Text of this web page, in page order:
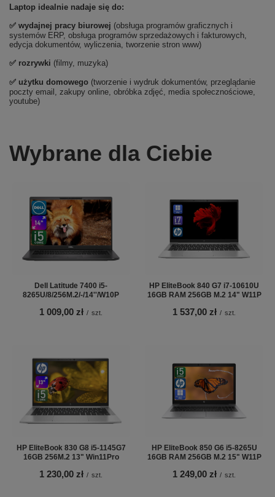
Laptop idealnie nadaje się do:
✅ wydajnej pracy biurowej (obsługa programów graficznych i
systemów ERP, obsługa programów sprzedażowych i fakturowych,
edycja dokumentów, wyliczenia, tworzenie stron www)
✅ rozrywki (filmy, muzyka)
✅ użytku domowego (tworzenie i wydruk dokumentów, przeglądanie
poczty email, zakupy online, obróbka zdjęć, media społecznościowe,
youtube)
Wybrane dla Ciebie
Dell Latitude 7400 i5-
8265U/8/256M.2/-/14''/W10P
1 009,00 zł / szt.
HP EliteBook 840 G7 i7-10610U
16GB RAM 256GB M.2 14" W11P
1 537,00 zł / szt.
HP EliteBook 830 G8 i5-1145G7
16GB 256M.2 13" Win11Pro
1 230,00 zł / szt.
HP EliteBook 850 G6 i5-8265U
16GB RAM 256GB M.2 15" W11P
1 249,00 zł / szt.